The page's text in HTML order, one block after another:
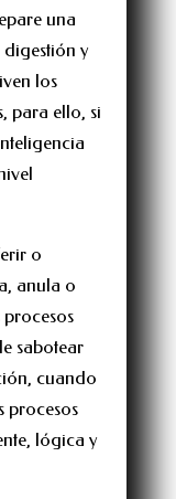
una
y
los
para ello, si
o
anula o
procesos
sabotear
cuando
procesos
lógica y